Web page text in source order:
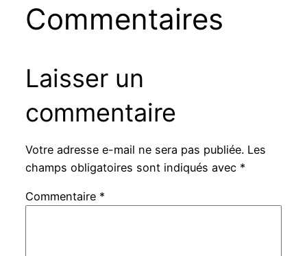
Commentaires
Laisser un
commentaire
Votre adresse e-mail ne sera pas publiée. Les
champs obligatoires sont indiqués avec *
Commentaire *